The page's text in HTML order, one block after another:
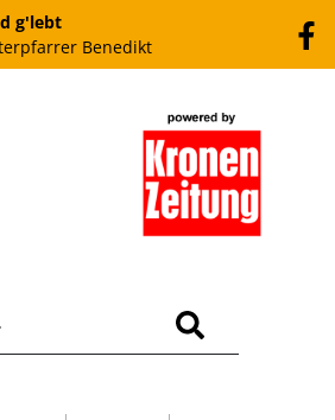
g'lebt
Benedikt